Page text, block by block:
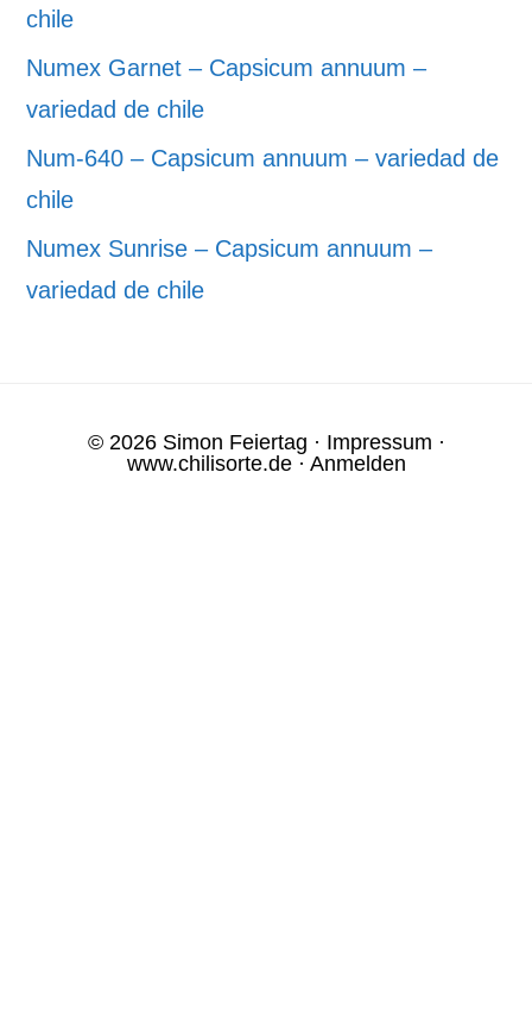
chile
Numex Garnet – Capsicum annuum –
variedad de chile
Num-640 – Capsicum annuum – variedad de
chile
Numex Sunrise – Capsicum annuum –
variedad de chile
© 2026 Simon Feiertag · Impressum ·
www.chilisorte.de· Anmelden